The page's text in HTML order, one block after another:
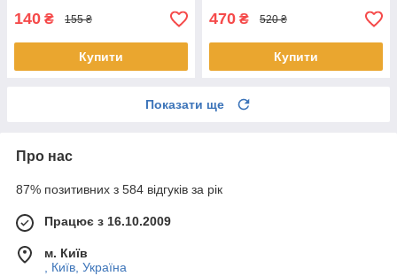
140 ₴ 155 ₴
Купити
470 ₴ 520 ₴
Купити
Показати ще
Про нас
87% позитивних з 584 відгуків за рік
Працює з 16.10.2009
м. Київ
, Київ, Україна